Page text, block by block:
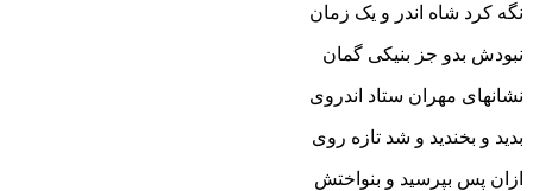
نگه کرد شاه اندر و یک زمان
نبودش بدو جز بنیکى گمان‏
نشانهاى مهران ستاد اندروى
بدید و بخندید و شد تازه روى‏
ازان پس بپرسید و بنواختش